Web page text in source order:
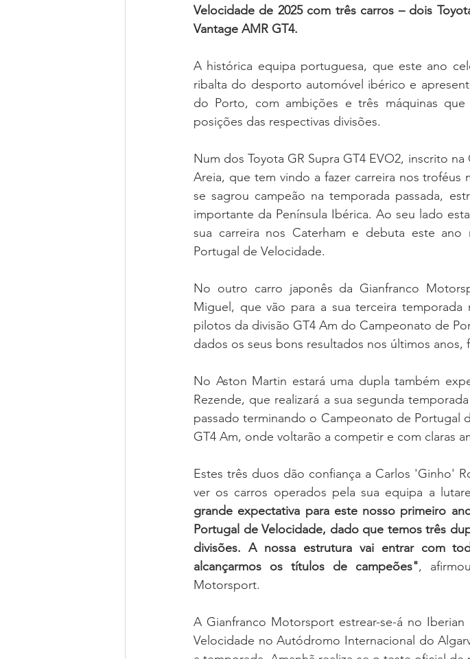
Velocidade de 2025 com três carros – dois
Vantage AMR GT4.
A histórica equipa portuguesa, que este ano
ribalta do desporto automóvel ibérico e
do Porto, com ambições e três máquinas
posições das respectivas divisões.
Num dos Toyota GR Supra GT4 EVO2, inscrito
Areia, que tem vindo a fazer carreira nos troféus
se sagrou campeão na temporada passada,
importante da Península Ibérica. Ao seu lado
sua carreira nos Caterham e debuta este
Portugal de Velocidade.
No outro carro japonês da Gianfranco
Miguel, que vão para a sua terceira
pilotos da divisão GT4 Am do Campeonato de
dados os seus bons resultados nos últimos anos,
No Aston Martin estará uma dupla também
Rezende, que realizará a sua segunda
passado terminando o Campeonato de Portugal
GT4 Am, onde voltarão a competir e com claras
Estes três duos dão confiança a Carlos 'Ginho'
ver os carros operados pela sua equipa a
grande expectativa para este nosso primeiro
Portugal de Velocidade, dado que temos três
divisões. A nossa estrutura vai entrar com
alcançarmos os títulos de campeões",
Motorsport.
A Gianfranco Motorsport estrear-se-á no
Velocidade no Autódromo Internacional do